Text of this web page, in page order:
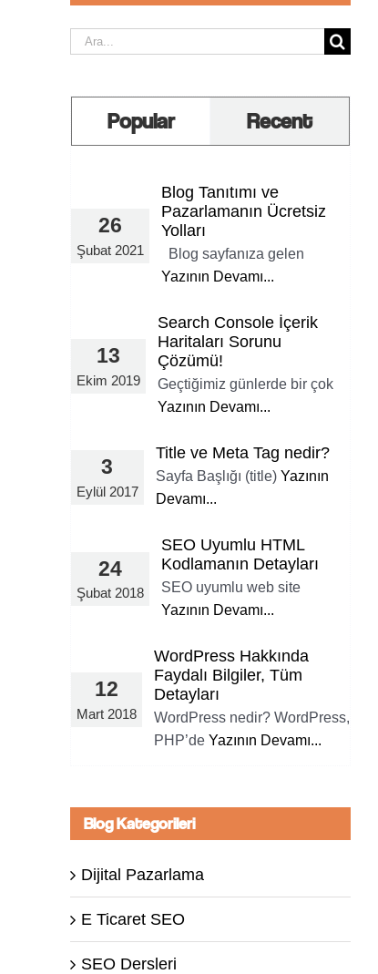
Ara:
Popular Recent
26
Şubat 2021
Blog Tanıtımı ve
Pazarlamanın Ücretsiz
Yolları
Blog sayfanıza gelen
Yazının Devamı...
13
Ekim 2019
Search Console İçerik
Haritaları Sorunu
Çözümü!
Geçtiğimiz günlerde bir çok
Yazının Devamı...
3
Eylül 2017
Title ve Meta Tag nedir?
Sayfa Başlığı (title) Yazının
Devamı...
24
Şubat 2018
SEO Uyumlu HTML
Kodlamanın Detayları
SEO uyumlu web site
Yazının Devamı...
12
Mart 2018
WordPress Hakkında
Faydalı Bilgiler, Tüm
Detayları
WordPress nedir? WordPress,
PHP’de Yazının Devamı...
Blog Kategorileri
Dijital Pazarlama
E Ticaret SEO
SEO Dersleri